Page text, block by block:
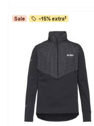
Sale -15% extra²